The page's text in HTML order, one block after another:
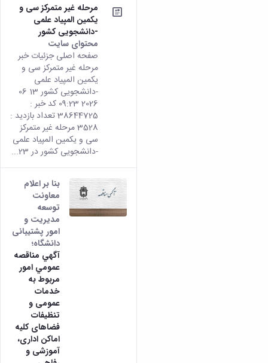
مرحله غیر متمرکز سی و
یکمین المپیاد علمی
-دانشجویی کشور
محتوای سایت
صفحه اصلی جزئیات خبر
مرحله غیر متمرکز سی و
یکمین المپیاد علمی
-دانشجویی کشور 13 06
2026 09:23 کد خبر :
38644725 تعداد بازدید :
3528 مرحله غیر متمرکز
سی و یکمین المپیاد علمی
-دانشجویی کشور در 23...
بنا بر اعلام
معاونت
توسعه
مدیریت و
امور پشتیبانی
دانشگاه؛
آگهي مناقصه
عمومي امور
مربوط به
خدمات
عمومی و
تنظيفات
فضاهای کلیه
اماکن اداری،
آموزشی و